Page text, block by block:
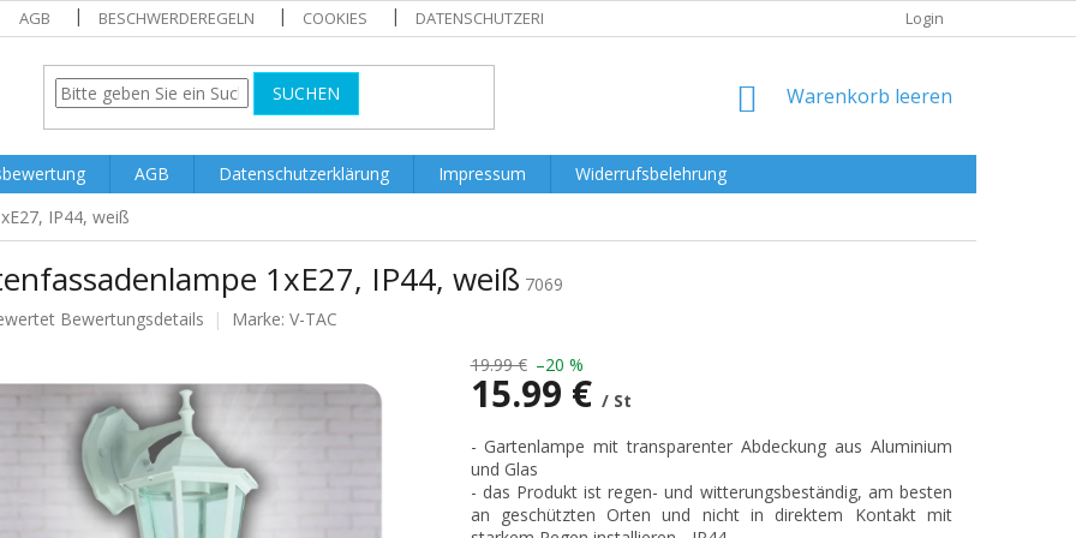
AGB BESCHWERDEREGELN COOKIES DATENSCHUTZERKLÄRUNG Login
SUCHEN WARENKORB
Warenkorb leeren
AGB Datenschutzerklärung Impressum
Widerrufsbelehrung
IP44, weiß
1xE27, IP44, weiß 7069
Bewertungsdetails Marke: V-TAC
19.99 € –20 %
15.99 € / St
Verkaufspreis:
- Gartenlampe mit transparenter Abdeckung aus Aluminium
und Glas
- das Produkt ist regen- und witterungsbeständig, am besten
an geschützten Orten und nicht in direktem Kontakt mit